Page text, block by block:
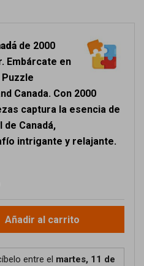
de 2000
Embárcate en
Canada. Con 2000
captura la esencia de
de Canadá,
intrigante y relajante.
Añadir al carrito
entre el martes, 11 de